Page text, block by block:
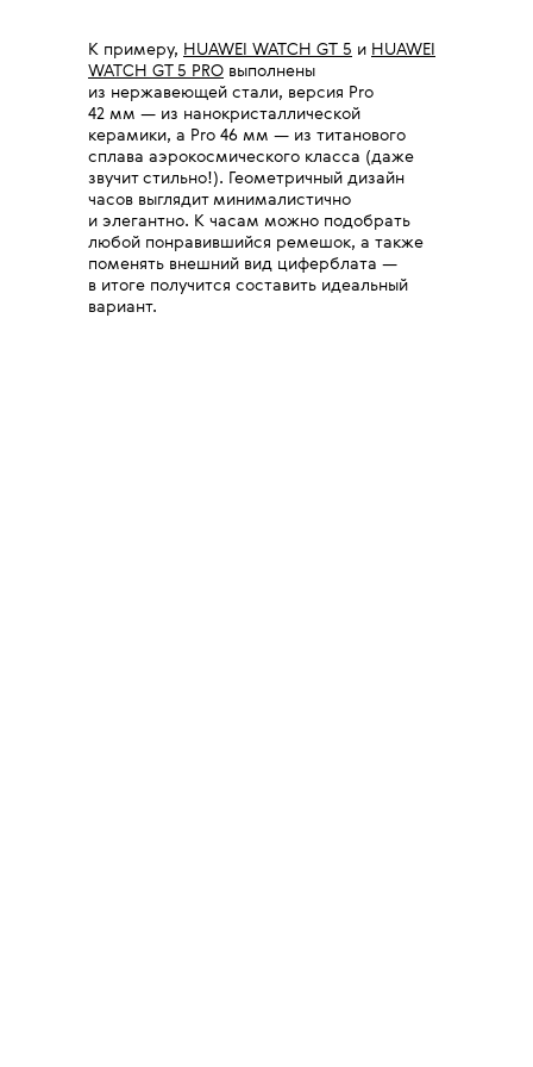
К примеру, HUAWEI WATCH GT 5 и HUAWEI
WATCH GT 5 PRO выполнены
из нержавеющей стали, версия Pro
42 мм — из нанокристаллической
керамики, а Pro 46 мм — из титанового
сплава аэрокосмического класса (даже
звучит стильно!). Геометричный дизайн
часов выглядит минималистично
и элегантно. К часам можно подобрать
любой понравившийся ремешок, а также
поменять внешний вид циферблата —
в итоге получится составить идеальный
вариант.